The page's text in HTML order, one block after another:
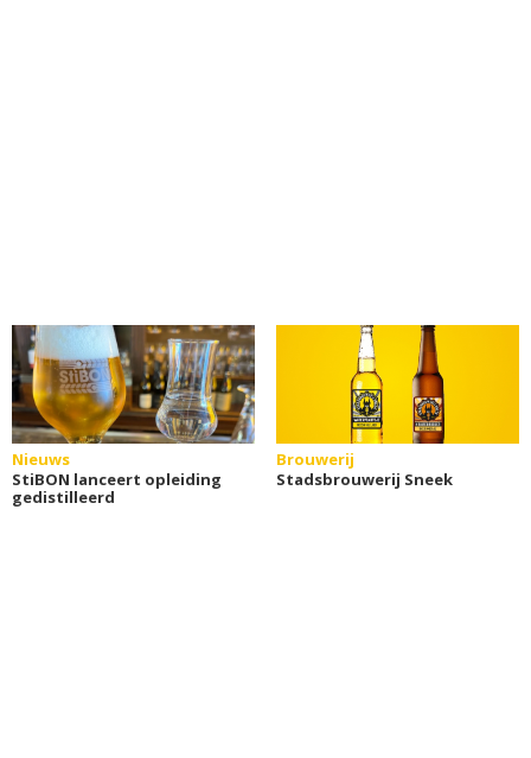
Nieuws
StiBON lanceert opleiding
gedistilleerd
Brouwerij
Stadsbrouwerij Sneek